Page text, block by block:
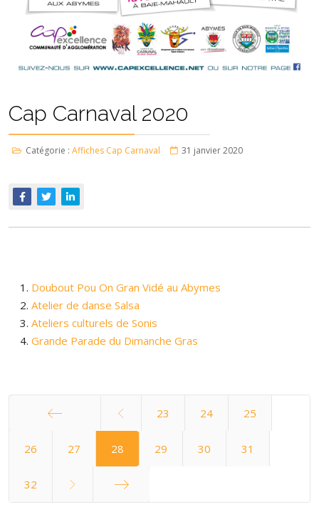
Cap Carnaval 2020
Catégorie : Affiches Cap Carnaval 31 janvier 2020
Doubout Pou On Gran Vidé au Abymes
Atelier de danse Salsa
Ateliers culturels de Sonis
Grande Parade du Dimanche Gras
Démarrer
23 24 25
26 27 28 29 30 31
32